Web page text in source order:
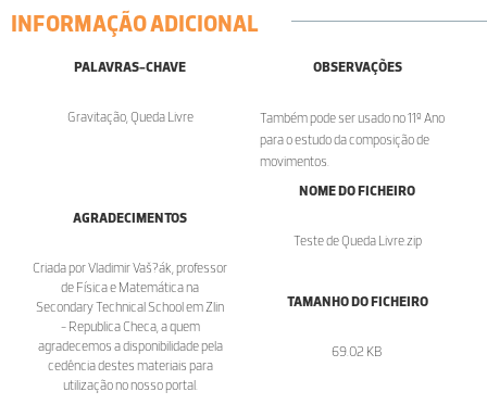
INFORMAÇÃO ADICIONAL
PALAVRAS-CHAVE
Gravitação, Queda Livre
OBSERVAÇÕES
Também pode ser usado no 11º Ano
para o estudo da composição de
movimentos.
AGRADECIMENTOS
Criada por Vladimir Vaš?ák, professor
de Física e Matemática na
Secondary Technical School em Zlin
- Republica Checa, a quem
agradecemos a disponibilidade pela
cedência destes materiais para
utilização no nosso portal.
NOME DO FICHEIRO
Teste de Queda Livre.zip
TAMANHO DO FICHEIRO
69.02 KB